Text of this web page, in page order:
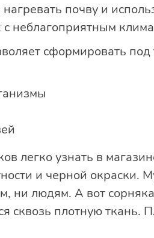
почву и
с неблагоприятным
сформировать
легко узнать в
и черной окраски.
ни людям. А вот
сквозь плотную ткань.